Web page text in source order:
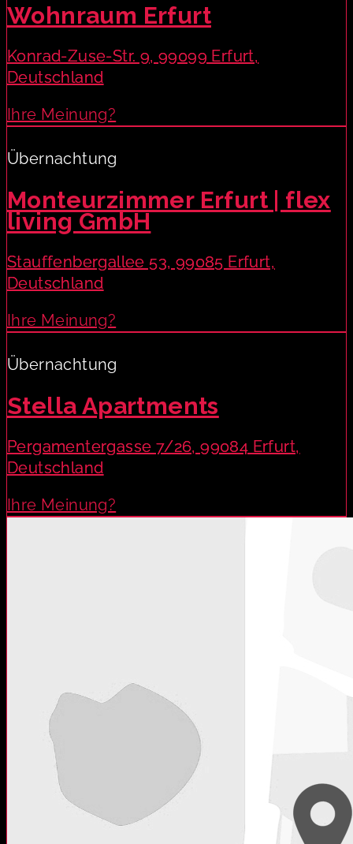
Wohnraum Erfurt
Konrad-Zuse-Str. 9, 99099 Erfurt,
Deutschland
Ihre Meinung?
Übernachtung
Monteurzimmer Erfurt | flex
living GmbH
Stauffenbergallee 53, 99085 Erfurt,
Deutschland
Ihre Meinung?
Übernachtung
Stella Apartments
Pergamentergasse 7/26, 99084 Erfurt,
Deutschland
Ihre Meinung?